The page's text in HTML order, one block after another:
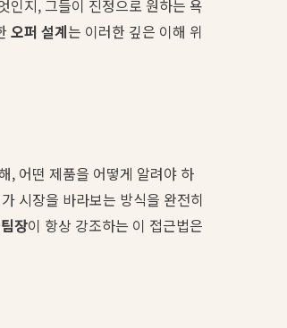
인지, 그들이 진정으로 원하는 욕
오퍼 설계는 이러한 깊은 이해 위
, 어떤 제품을 어떻게 알려야 하
시장을 바라보는 방식을 완전히
장이 항상 강조하는 이 접근법은